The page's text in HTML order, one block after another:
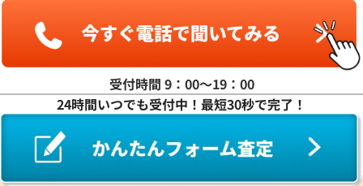
受付時間 9：00〜19：00
24時間いつでも受付中！最短30秒で完了！